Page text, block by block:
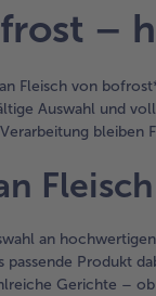
–
Fleisch von
Auswahl und
an
Produkt
Gerichte –